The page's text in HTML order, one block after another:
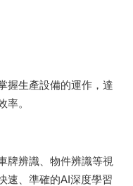
握生產設備的運作，達
率。
牌辨識、物件辨識等視
速、準確的AI深度學習